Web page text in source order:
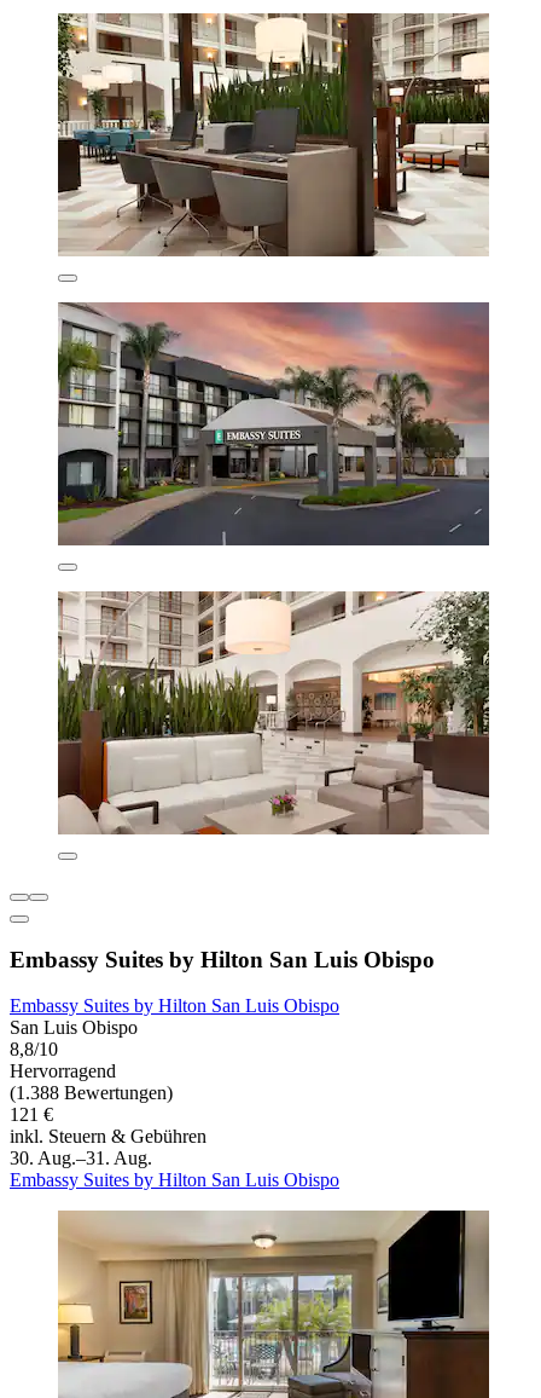
Embassy Suites by Hilton San Luis Obispo
Embassy Suites by Hilton San Luis Obispo
San Luis Obispo
8,8/10
Hervorragend
(1.388 Bewertungen)
121 €
inkl. Steuern & Gebühren
30. Aug.–31. Aug.
Embassy Suites by Hilton San Luis Obispo